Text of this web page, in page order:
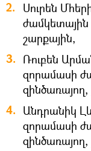
Սուրեն
շարքային,
Ռուբեն
զորամասի
Անդրանիկ
զորամասի